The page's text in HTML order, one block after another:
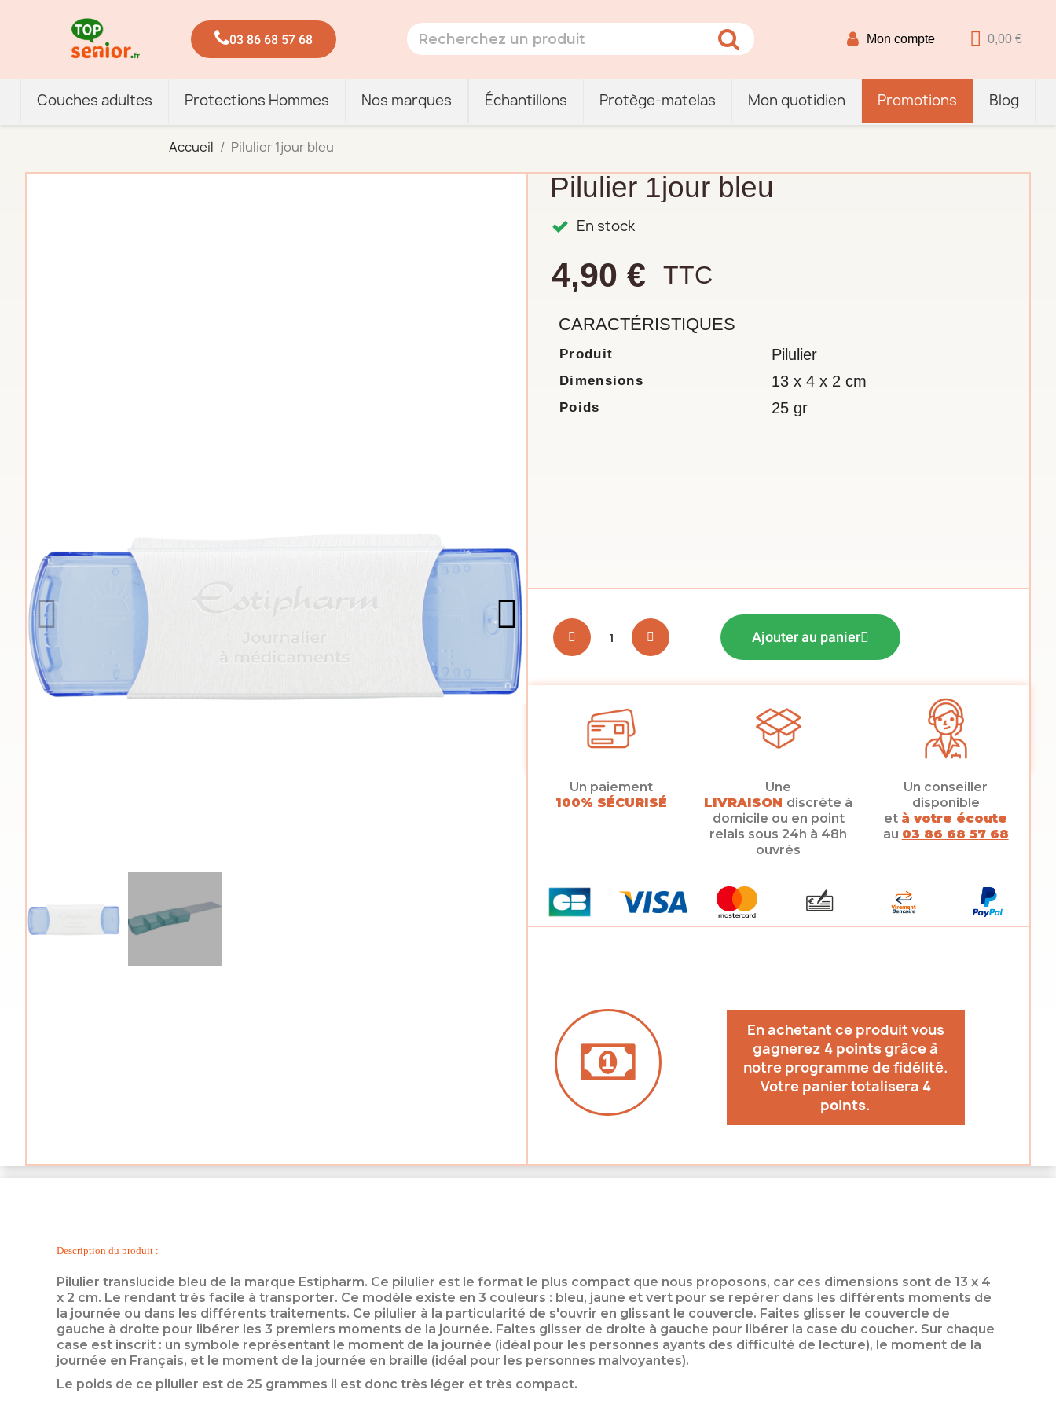
03 86 68 57 68 Mon compte 0,00 €
Couches adultes Protections Hommes Nos marques Échantillons Protège-matelas Mon quotidien Promotions Blog
Accueil Pilulier 1jour bleu
Pilulier 1jour bleu
En stock
4,90 € TTC
CARACTÉRISTIQUES
Produit Pilulier
Dimensions 13 x 4 x 2 cm
Poids 25 gr
Ajouter au panier
Un paiement
100% SÉCURISÉ
Une
LIVRAISON discrète à
domicile ou en point
relais sous 24h à 48h
ouvrés
Un conseiller
disponible
et à votre écoute
au 03 86 68 57 68
En achetant ce produit vous
gagnerez 4 pointsgrâce à
notre programme de fidélité.
Votre panier totalisera 4
points.
Description du produit :
Pilulier translucide bleu de la marque Estipharm. Ce pilulier est le format le plus compact que nous proposons, car ces dimensions sont de 13 x 4
x 2 cm. Le rendant très facile à transporter. Ce modèle existe en 3 couleurs : bleu, jaune et vert pour se repérer dans les différents moments de
la journée ou dans les différents traitements. Ce pilulier à la particularité de s'ouvrir en glissant le couvercle. Faites glisser le couvercle de
gauche à droite pour libérer les 3 premiers moments de la journée. Faites glisser de droite à gauche pour libérer la case du coucher. Sur chaque
case est inscrit : un symbole représentant le moment de la journée (idéal pour les personnes ayants des difficulté de lecture), le moment de la
journée en Français, et le moment de la journée en braille (idéal pour les personnes malvoyantes).
Le poids de ce pilulier est de 25 grammes il est donc très léger et très compact.